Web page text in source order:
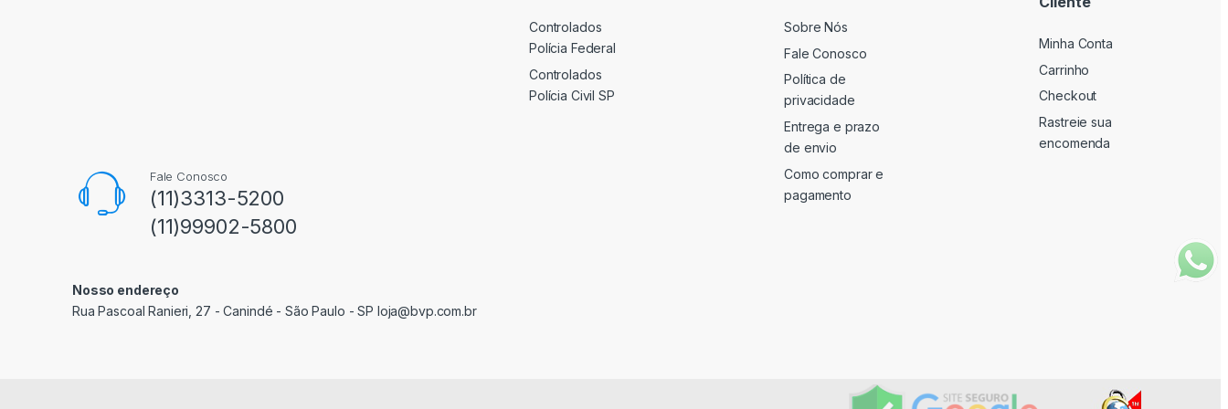
Fale Conosco
(11)3313-5200
(11)99902-5800
Nosso endereço
Rua Pascoal Ranieri, 27 - Canindé - São Paulo - SP loja@bvp.com.br
Controlados
Polícia Federal
Controlados
Polícia Civil SP
Sobre Nós
Fale Conosco
Política de
privacidade
Entrega e prazo
de envio
Como comprar e
pagamento
Minha Conta
Carrinho
Checkout
Rastreie sua
encomenda